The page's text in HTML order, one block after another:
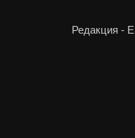
Редакция -